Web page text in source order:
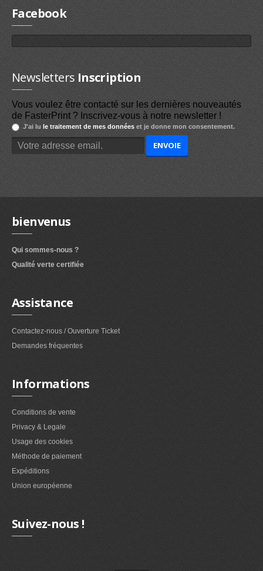
Facebook
Newsletters Inscription
Vous voulez être contacté sur les dernières nouveautés
de FasterPrint ? Inscrivez-vous à notre newsletter !
J'ai lu le traitement de mes données et je donne mon consentement.
bienvenus
Qui sommes-nous ?
Qualité verte certifiée
Assistance
Contactez-nous / Ouverture Ticket
Demandes fréquentes
Informations
Conditions de vente
Privacy & Legale
Usage des cookies
Méthode de paiement
Expéditions
Union européenne
Suivez-nous !